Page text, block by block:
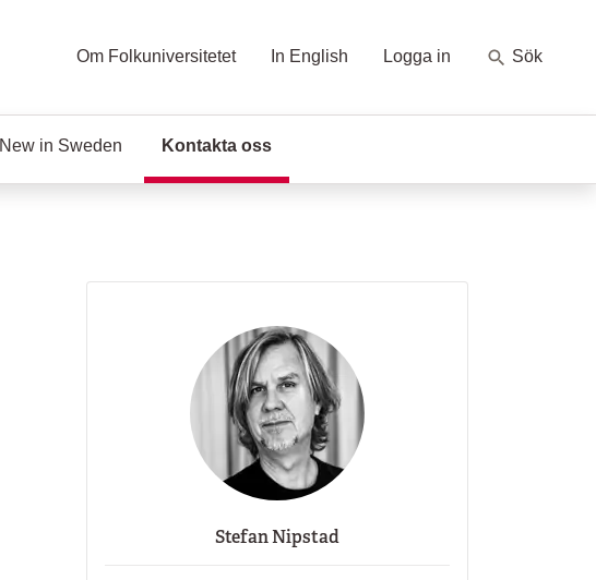
Om Folkuniversitetet In English Logga in Sök
New in Sweden Kontakta oss
Stefan Nipstad